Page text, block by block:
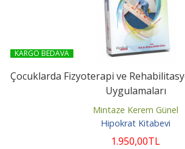
KARGO BEDAVA
Çocuklarda Fizyoterapi ve
Uygulamaları
Mintaze Kerem Günel
Hipokrat Kitabevi
1.950,00TL